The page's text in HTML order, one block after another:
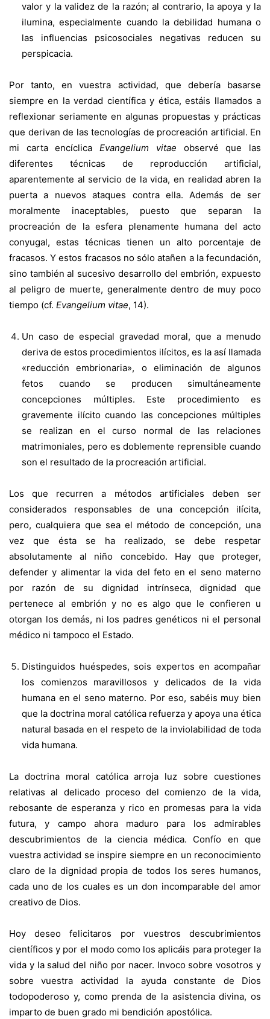
valor y la validez de la razón; al contrario, la apoya y la
ilumina, especialmente cuando la debilidad humana o
las influencias psicosociales negativas reducen su
perspicacia.
Por tanto, en vuestra actividad, que debería basarse
siempre en la verdad científica y ética, estáis llamados a
reflexionar seriamente en algunas propuestas y prácticas
que derivan de las tecnologías de procreación artificial. En
mi carta encíclicaEvangelium vitae observé que las
diferentes técnicas de reproducción artificial,
aparentemente al servicio de la vida, en realidad abren la
puerta a nuevos ataques contra ella. Además de ser
moralmente inaceptables, puesto que separan la
procreación de la esfera plenamente humana del acto
conyugal, estas técnicas tienen un alto porcentaje de
fracasos. Y estos fracasos no sólo atañen a la fecundación,
sino también al sucesivo desarrollo del embrión, expuesto
al peligro de muerte, generalmente dentro de muy poco
tiempo (cf. Evangelium vitae, 14).
Un caso de especial gravedad moral, que a menudo
deriva de estos procedimientos ilícitos, es la así llamada
«reducción embrionaria», o eliminación de algunos
fetos cuando se producen simultáneamente
concepciones múltiples. Este procedimiento es
gravemente ilícito cuando las concepciones múltiples
se realizan en el curso normal de las relaciones
matrimoniales, pero es doblemente reprensible cuando
son el resultado de la procreación artificial.
Los que recurren a métodos artificiales deben ser
considerados responsables de una concepción ilícita,
pero, cualquiera que sea el método de concepción, una
vez que ésta se ha realizado, se debe respetar
absolutamente al niño concebido. Hay que proteger,
defender y alimentar la vida del feto en el seno materno
por razón de su dignidad intrínseca, dignidad que
pertenece al embrión y no es algo que le confieren u
otorgan los demás, ni los padres genéticos ni el personal
médico ni tampoco el Estado.
Distinguidos huéspedes, sois expertos en acompañar
los comienzos maravillosos y delicados de la vida
humana en el seno materno. Por eso, sabéis muy bien
que la doctrina moral católica refuerza y apoya una ética
natural basada en el respeto de la inviolabilidad de toda
vida humana.
La doctrina moral católica arroja luz sobre cuestiones
relativas al delicado proceso del comienzo de la vida,
rebosante de esperanza y rico en promesas para la vida
futura, y campo ahora maduro para los admirables
descubrimientos de la ciencia médica. Confío en que
vuestra actividad se inspire siempre en un reconocimiento
claro de la dignidad propia de todos los seres humanos,
cada uno de los cuales es un don incomparable del amor
creativo de Dios.
Hoy deseo felicitaros por vuestros descubrimientos
científicos y por el modo como los aplicáis para proteger la
vida y la salud del niño por nacer. Invoco sobre vosotros y
sobre vuestra actividad la ayuda constante de Dios
todopoderoso y, como prenda de la asistencia divina, os
imparto de buen grado mi bendición apostólica.